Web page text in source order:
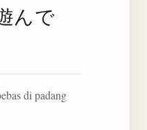
んで
di padang